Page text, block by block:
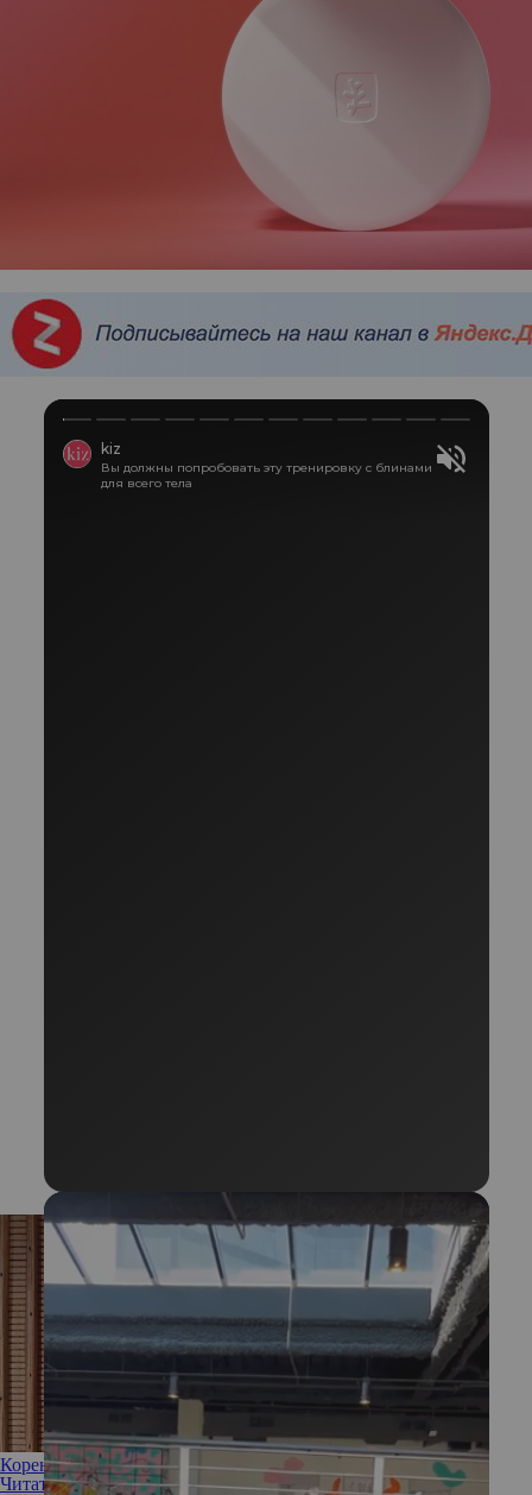
Корень жизни: чем полезен женьшень в косметике
Читать полностью